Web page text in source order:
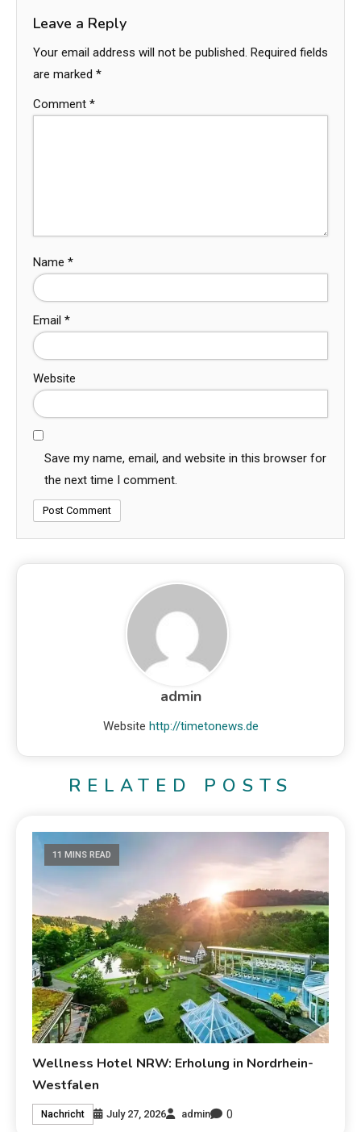
Leave a Reply
Your email address will not be published. Required fields
are marked *
Comment *
Name *
Email *
Website
Save my name, email, and website in this browser for
the next time I comment.
admin
Website http://timetonews.de
RELATED POSTS
11 MINS READ
Wellness Hotel NRW: Erholung in Nordrhein-
Westfalen
Nachricht July 27, 2026 admin 0